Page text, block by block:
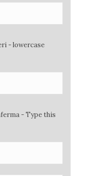
- lowercase
- Type this